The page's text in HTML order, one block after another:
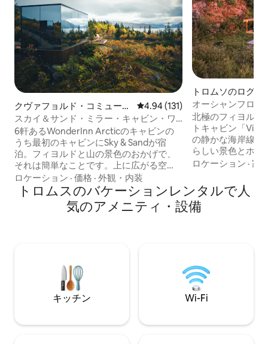
クヴァフョルド・コミューン
のタイニーハウス
レビュー131件、5つ星中4.94つ
4.94 (131)
スカイ＆サンド・ミラー・キャビン・ワ
ンダーイン・アークティック
6軒あるWonderInn Arcticのキャビンの
うち最初のキャビンにSky & Sandが宿
泊。フィヨルドと山の景色のおかげで、
それは簡単なことです。上に広がる空
と、下に広がる淡い色のクヴェフィヨル
ドの海岸線に囲まれていることにちなん
で名付けられました。鏡のようなガラス
は、光の変化に合わせて両方を反射しま
太陽を見るのに最適です。 ハースタまで
20分、エヴェネスまで1時間。敷地内のサ
ウナをご予約いただけます。リネン、タ
オル、バスローブ、スリッパ。天窓、遮
ロケーション · 価格 · 外観・内装
トロムソのログハ
オーシャンフロン
ジー／フィヨルド
北極のフィヨルド
トキャビン「
の静かな海岸線を
らしい景色とホッ
だけます。オー
YouTube動画：
「
の動画タブを検索して
ー、市内中心部）
ロケーション ·家
トロムスのバケーションレンタルで人
気のアメニティ・設備
キッチン Wi-Fi